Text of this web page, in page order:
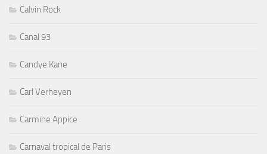
Calvin Rock
Canal 93
Candye Kane
Carl Verheyen
Carmine Appice
Carnaval tropical de Paris